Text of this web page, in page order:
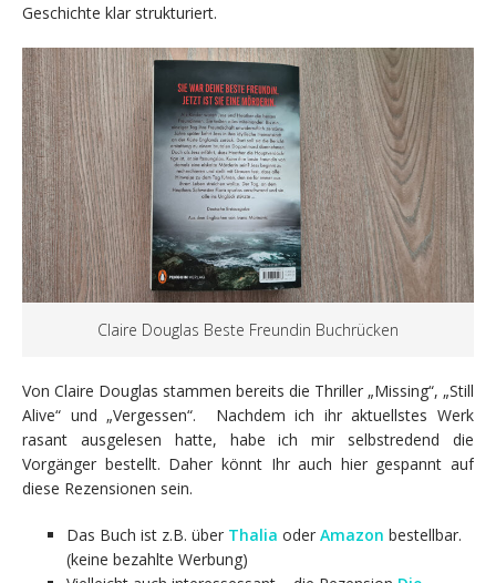
Geschichte klar strukturiert.
Claire Douglas Beste Freundin Buchrücken
Von Claire Douglas stammen bereits die Thriller „Missing“, „Still
Alive“ und „Vergessen“. Nachdem ich ihr aktuellstes Werk
rasant ausgelesen hatte, habe ich mir selbstredend die
Vorgänger bestellt. Daher könnt Ihr auch hier gespannt auf
diese Rezensionen sein.
Das Buch ist z.B. über Thalia oder Amazon bestellbar.
(keine bezahlte Werbung)